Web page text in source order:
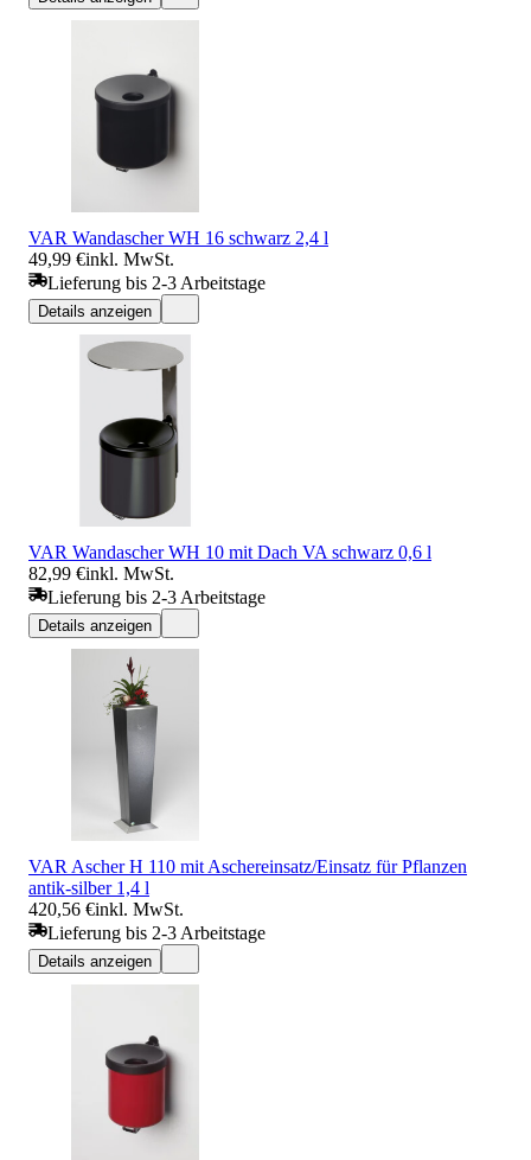
VAR Wandascher WH 16 schwarz 2,4 l
49,99 €inkl. MwSt.
Lieferung bis 2-3 Arbeitstage
Details anzeigen
VAR Wandascher WH 10 mit Dach VA schwarz 0,6 l
82,99 €inkl. MwSt.
Lieferung bis 2-3 Arbeitstage
Details anzeigen
VAR Ascher H 110 mit Aschereinsatz/Einsatz für Pflanzen
antik-silber 1,4 l
420,56 €inkl. MwSt.
Lieferung bis 2-3 Arbeitstage
Details anzeigen